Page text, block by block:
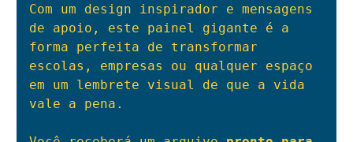
Com um design inspirador e mensagens
de apoio, este painel gigante é a
forma perfeita de transformar
escolas, empresas ou qualquer espaço
em um lembrete visual de que a vida
vale a pena.